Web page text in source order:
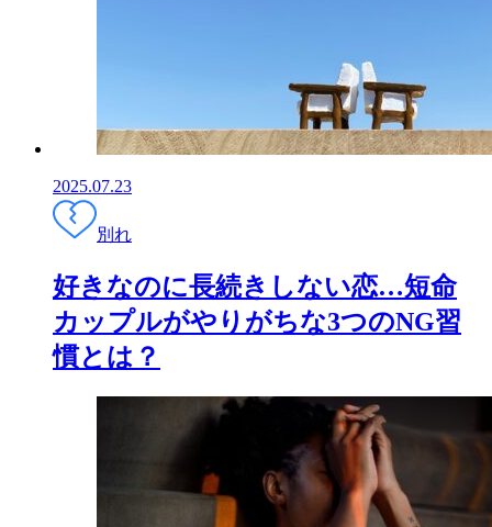
2025.07.23
別れ
好きなのに長続きしない恋…短命
カップルがやりがちな3つのNG習
慣とは？